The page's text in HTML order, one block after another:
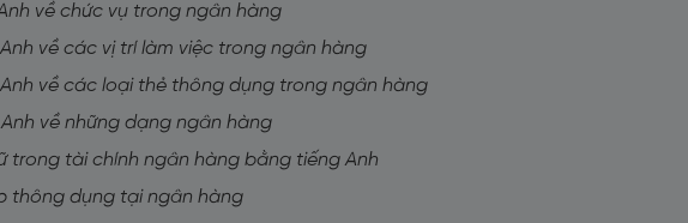
về chức vụ trong ngân hàng
Anh về các vị trí làm việc trong ngân hàng
Anh về các loại thẻ thông dụng trong ngân hàng
Anh về những dạng ngân hàng
trong tài chính ngân hàng bằng tiếng Anh
thông dụng tại ngân hàng